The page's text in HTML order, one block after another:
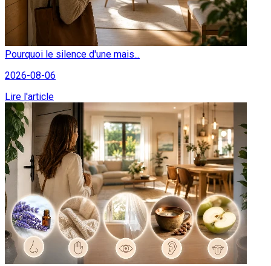
Pourquoi le silence d'une mais...
2026-08-06
Lire l'article